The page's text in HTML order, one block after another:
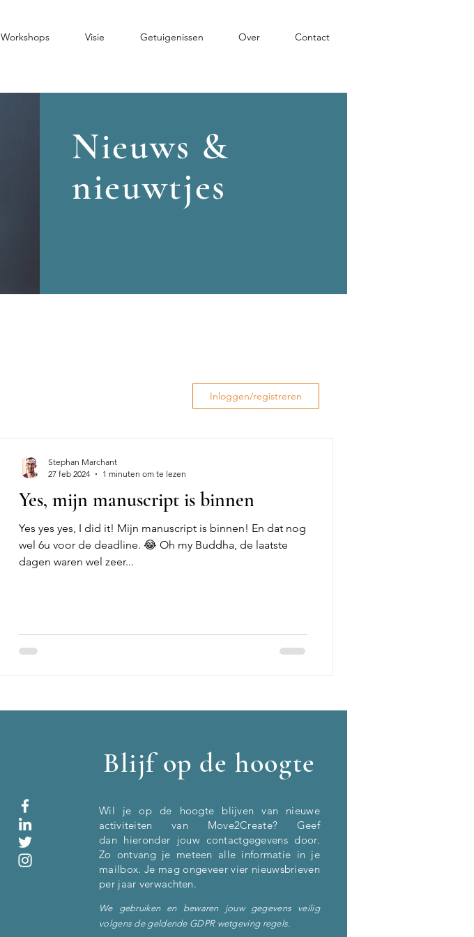
Workshops Visie Getuigenissen Over Contact
Nieuws &
nieuwtjes
Inloggen/registreren
Yes, mijn manuscript is binnen
Yes yes yes, I did it! Mijn manuscript is binnen! En dat nog
wel 6u voor de deadline. 😂 Oh my Buddha, de laatste
dagen waren wel zeer...
Stephan Marchant
27 feb 2024
1 minuten om te lezen
Blijf op de hoogte
Wil je op de hoogte blijven van nieuwe
activiteiten van Move2Create? Geef
dan hieronder jouw contactgegevens door.
Zo ontvang je meteen alle informatie in je
mailbox. Je mag ongeveer vier nieuwsbrieven
per jaar verwachten.
We gebruiken en bewaren jouw gegevens veilig
volgens de geldende GDPR wetgeving regels.